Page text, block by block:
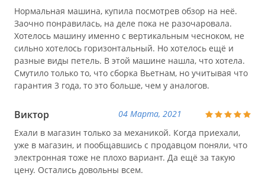
Нормальная машина, купила посмотрев обзор на неё.
Заочно понравилась, на деле пока не разочаровала.
Хотелось машину именно с вертикальным чесноком, не
сильно хотелось горизонтальный. Но хотелось ещё и
разные виды петель. В этой машине нашла, что хотела.
Смутило только то, что сборка Вьетнам, но учитывая что
гарантия 3 года, то это больше, чем у аналогов.
Виктор
04 Марта, 2021
Ехали в магазин только за механикой. Когда приехали,
уже в магазин, и пообщавшись с продавцом поняли, что
электронная тоже не плохо вариант. Да ещё за такую
цену. Остались довольны всем.